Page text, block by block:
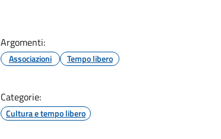
Argomenti:
Associazioni Tempo libero
Categorie:
Cultura e tempo libero